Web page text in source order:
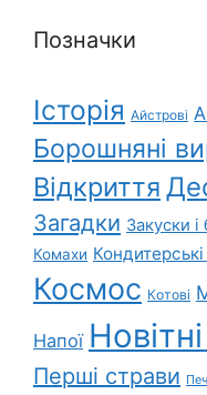
Позначки
Історія Айстрові
Борошняні
Відкриття
Загадки Закуски
Комахи
Космос Котові
Напої
Перші страви